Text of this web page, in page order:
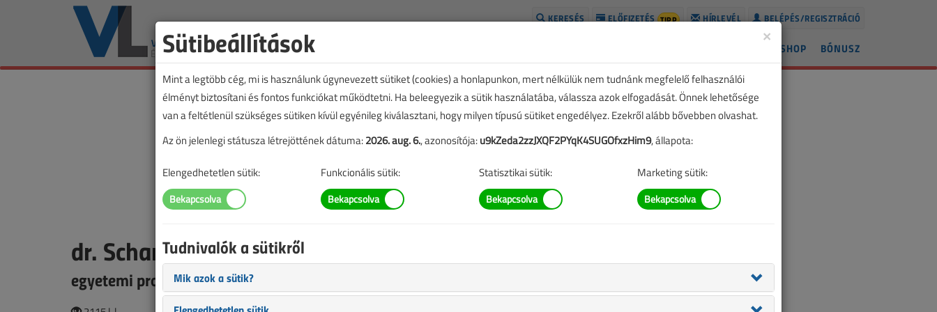
BELÉPÉS/REGISZTRÁCIÓ
HÍRLEVÉL
ELŐFIZETÉS TIPP
KERESÉS
BÓNUSZ
SHOP
dr. Schanda János †
egyetemi professzor
SZERZŐK LISTÁJA
×
Sütibeállítások
Mint a legtöbb cég, mi is használunk úgynevezett sütiket (cookies) a honlapunkon, mert nélkülük nem tudnánk megfelelő felhasználói
élményt biztosítani és fontos funkciókat működtetni. Ha beleegyezik a sütik használatába, válassza azok elfogadását. Önnek lehetősége
van a feltétlenül szükséges sütiken kívül egyénileg kiválasztani, hogy milyen típusú sütiket engedélyez. Ezekről alább bővebben olvashat.
Az ön jelenlegi státusza létrejöttének dátuma:2026. aug. 6., azonosítója:u9kZeda2zzJXQF2PYqK4SUGOfxzHim9, állapota:
Elengedhetetlen sütik: Funkcionális sütik: Statisztikai sütik: Marketing sütik:
Tudnivalók a sütikről
Mik azok a sütik?